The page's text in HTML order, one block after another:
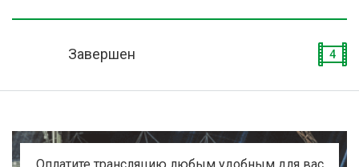
Активировать промокод
Завершен 4